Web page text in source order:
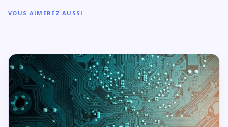
VOUS AIMEREZ AUSSI